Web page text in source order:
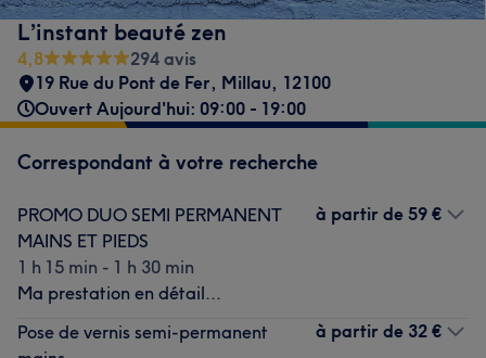
L’instant beauté zen
4,8
294 avis
19 Rue du Pont de Fer, Millau, 12100
Ouvert Aujourd'hui: 09:00 - 19:00
Correspondant à votre recherche
PROMO DUO SEMI PERMANENT
MAINS ET PIEDS
1 h 15 min - 1 h 30 min
Ma prestation en détail...
à partir de 59 €
Pose de vernis semi-permanent
à partir de 32 €